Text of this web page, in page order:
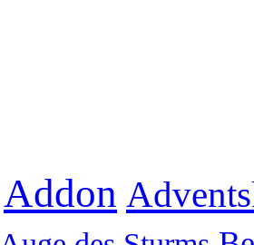
Addon